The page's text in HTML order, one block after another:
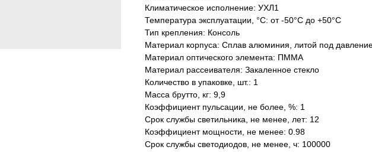
Климатическое исполнение: УХЛ1
Температура эксплуатации, °С: от -50°C до +50°C
Тип крепления: Консоль
Материал корпуса: Сплав алюминия, литой под
Материал оптического элемента: ПММА
Материал рассеивателя: Закаленное стекло
Количество в упаковке, шт.: 1
Масса брутто, кг: 9,9
Коэффициент пульсации, не более, %: 1
Срок службы светильника, не менее, лет: 12
Коэффициент мощности, не менее: 0.98
Срок службы светодиодов, не менее, ч: 100000